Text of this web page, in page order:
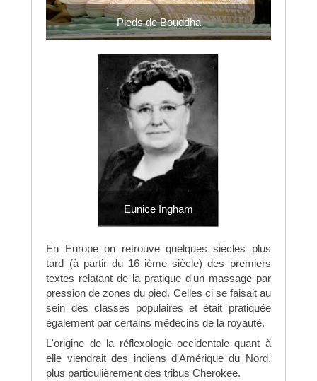
Pieds de Bouddha
Eunice Ingham
En Europe on retrouve quelques siècles plus
tard (à partir du 16 ième siècle) des premiers
textes relatant de la pratique d'un massage par
pression de zones du pied. Celles ci se faisait au
sein des classes populaires et était pratiquée
également par certains médecins de la royauté.
L'origine de la réflexologie occidentale quant à
elle viendrait des indiens d'Amérique du Nord,
plus particulièrement des tribus Cherokee.